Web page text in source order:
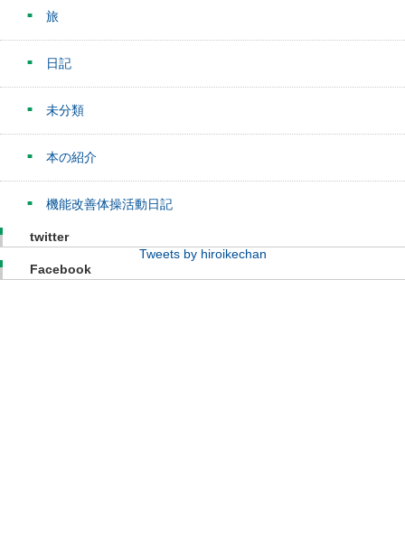
旅
日記
未分類
本の紹介
機能改善体操活動日記
twitter
Tweets by hiroikechan
Facebook